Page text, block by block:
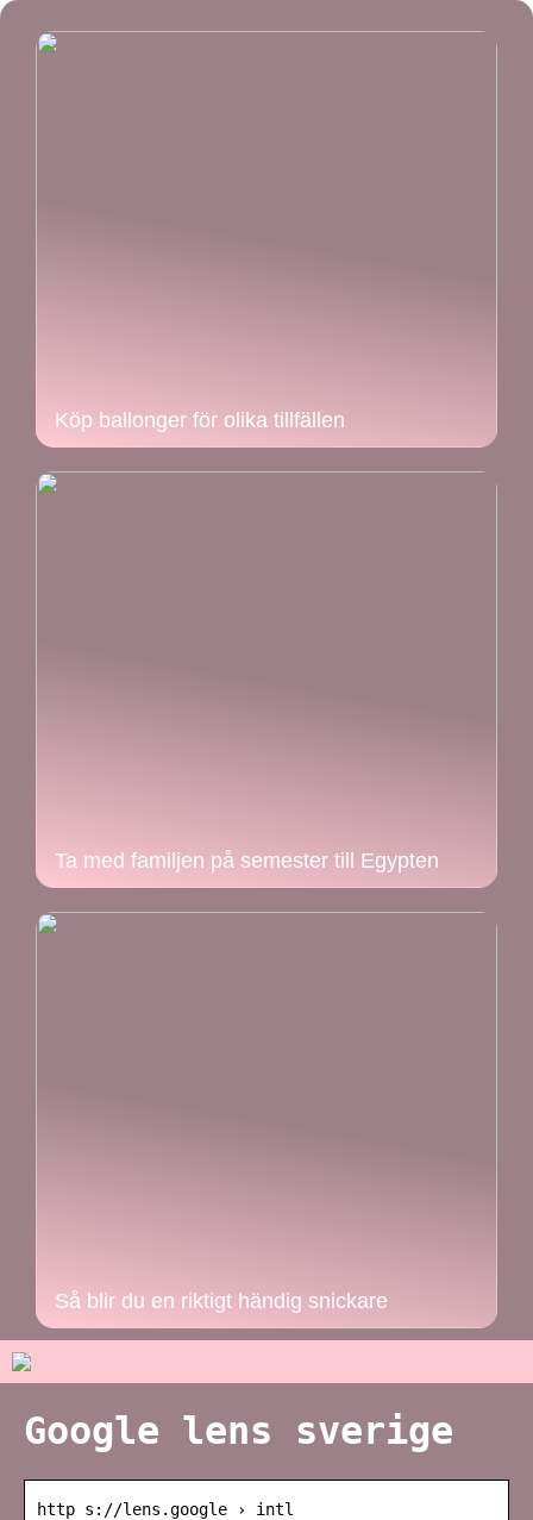
Köp ballonger för olika tillfällen
Ta med familjen på semester till Egypten
Så blir du en riktigt händig snickare
Google lens sverige
http s://lens.google › intl